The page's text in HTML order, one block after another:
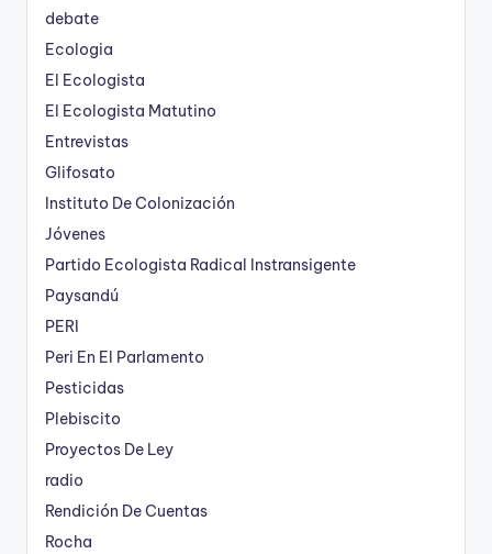
debate
Ecologia
El Ecologista
El Ecologista Matutino
Entrevistas
Glifosato
Instituto De Colonización
Jóvenes
Partido Ecologista Radical Instransigente
Paysandú
PERI
Peri En El Parlamento
Pesticidas
Plebiscito
Proyectos De Ley
radio
Rendición De Cuentas
Rocha